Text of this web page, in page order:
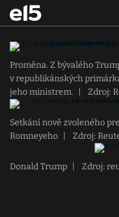
Proměna. Z bývalého
v republikánských
jeho ministrem.
Zdroj:
Setkání nově zvoleného
Romneyeho
Zdroj:
Donald Trump Zdroj: